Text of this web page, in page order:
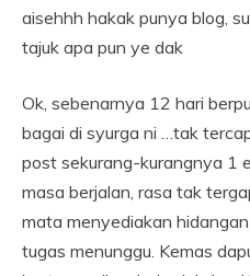
aisehhh hakak punya blog,
tajuk apa pun ye dak
Ok, sebenarnya 12 hari
bagai di syurga ni …tak
post sekurang-kurangnya 1
masa berjalan, rasa tak
mata menyediakan
tugas menunggu. Kemas